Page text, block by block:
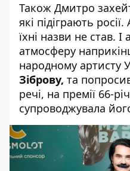
Також Дмитро
які підіграють
їхні назви не став.
атмосферу
народному артисту
Зіброву, та
речі, на премії 66-
супроводжувала